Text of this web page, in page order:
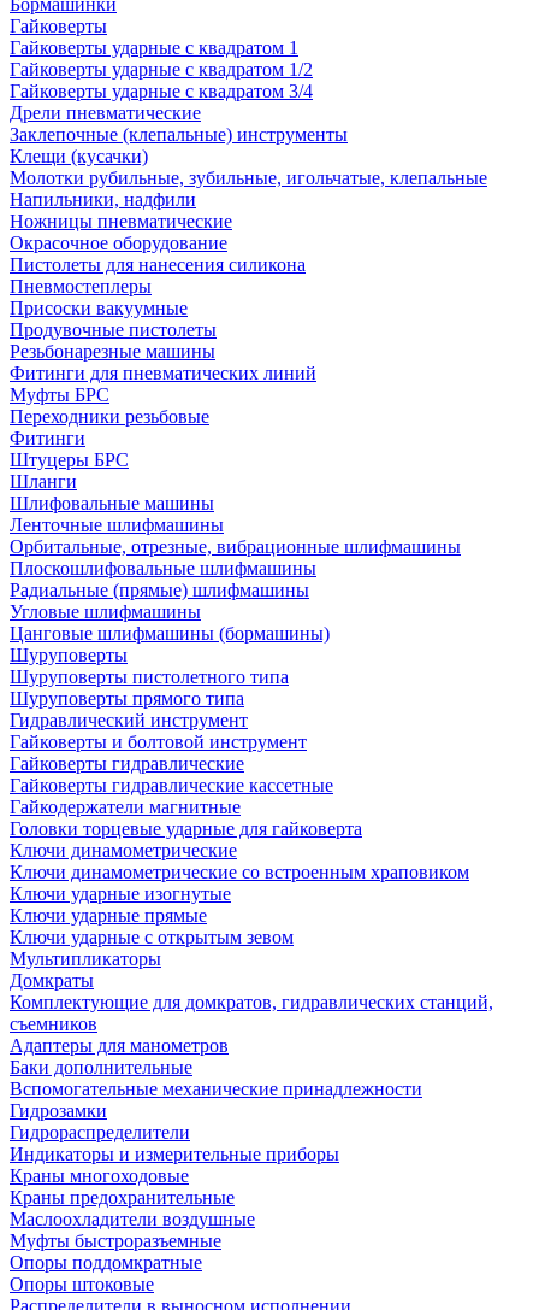
Бормашинки
Гайковерты
Гайковерты ударные с квадратом 1
Гайковерты ударные с квадратом 1/2
Гайковерты ударные с квадратом 3/4
Дрели пневматические
Заклепочные (клепальные) инструменты
Клещи (кусачки)
Молотки рубильные, зубильные, игольчатые, клепальные
Напильники, надфили
Ножницы пневматические
Окрасочное оборудование
Пистолеты для нанесения силикона
Пневмостеплеры
Присоски вакуумные
Продувочные пистолеты
Резьбонарезные машины
Фитинги для пневматических линий
Муфты БРС
Переходники резьбовые
Фитинги
Штуцеры БРС
Шланги
Шлифовальные машины
Ленточные шлифмашины
Орбитальные, отрезные, вибрационные шлифмашины
Плоскошлифовальные шлифмашины
Радиальные (прямые) шлифмашины
Угловые шлифмашины
Цанговые шлифмашины (бормашины)
Шуруповерты
Шуруповерты пистолетного типа
Шуруповерты прямого типа
Гидравлический инструмент
Гайковерты и болтовой инструмент
Гайковерты гидравлические
Гайковерты гидравлические кассетные
Гайкодержатели магнитные
Головки торцевые ударные для гайковерта
Ключи динамометрические
Ключи динамометрические со встроенным храповиком
Ключи ударные изогнутые
Ключи ударные прямые
Ключи ударные с открытым зевом
Мультипликаторы
Домкраты
Комплектующие для домкратов, гидравлических станций,
съемников
Адаптеры для манометров
Баки дополнительные
Вспомогательные механические принадлежности
Гидрозамки
Гидрораспределители
Индикаторы и измерительные приборы
Краны многоходовые
Краны предохранительные
Маслоохладители воздушные
Муфты быстроразъемные
Опоры поддомкратные
Опоры штоковые
Распределители в выносном исполнении